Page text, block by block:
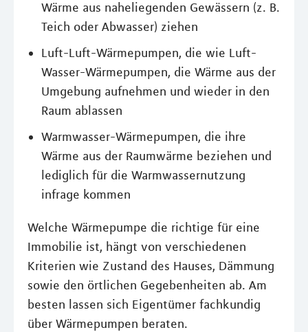
Wärme aus naheliegenden Gewässern (z. B.
Teich oder Abwasser) ziehen
Luft-Luft-Wärmepumpen, die wie Luft-
Wasser-Wärmepumpen, die Wärme aus der
Umgebung aufnehmen und wieder in den
Raum ablassen
Warmwasser-Wärmepumpen, die ihre
Wärme aus der Raumwärme beziehen und
lediglich für die Warmwassernutzung
infrage kommen
Welche Wärmepumpe die richtige für eine
Immobilie ist, hängt von verschiedenen
Kriterien wie Zustand des Hauses, Dämmung
sowie den örtlichen Gegebenheiten ab. Am
besten lassen sich Eigentümer fachkundig
über Wärmepumpen beraten.